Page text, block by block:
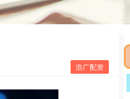
浩广配资